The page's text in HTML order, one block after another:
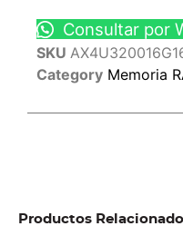
Consultar por
SKU
Category Memoria
Productos